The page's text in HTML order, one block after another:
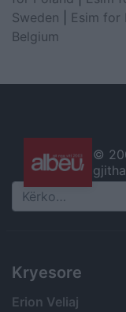
Sweden
Esim for
Belgium
©
Search
Kryesore
Erion Veliaj